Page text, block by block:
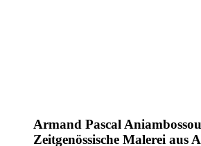
Armand Pascal Aniambossou
Zeitgenössische Malerei aus